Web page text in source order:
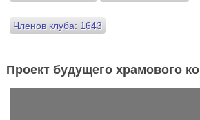
Членов клуба: 1643
Проект будущего храмового